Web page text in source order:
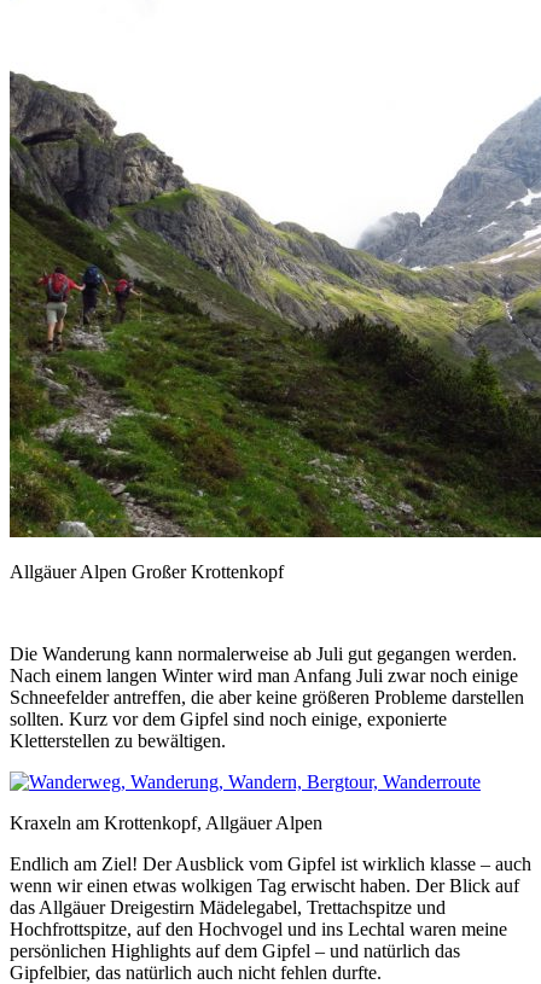
Allgäuer Alpen Großer Krottenkopf
Die Wanderung kann normalerweise ab Juli gut gegangen werden.
Nach einem langen Winter wird man Anfang Juli zwar noch einige
Schneefelder antreffen, die aber keine größeren Probleme darstellen
sollten. Kurz vor dem Gipfel sind noch einige, exponierte
Kletterstellen zu bewältigen.
Kraxeln am Krottenkopf, Allgäuer Alpen
Endlich am Ziel! Der Ausblick vom Gipfel ist wirklich klasse – auch
wenn wir einen etwas wolkigen Tag erwischt haben. Der Blick auf
das Allgäuer Dreigestirn Mädelegabel, Trettachspitze und
Hochfrottspitze, auf den Hochvogel und ins Lechtal waren meine
persönlichen Highlights auf dem Gipfel – und natürlich das
Gipfelbier, das natürlich auch nicht fehlen durfte.